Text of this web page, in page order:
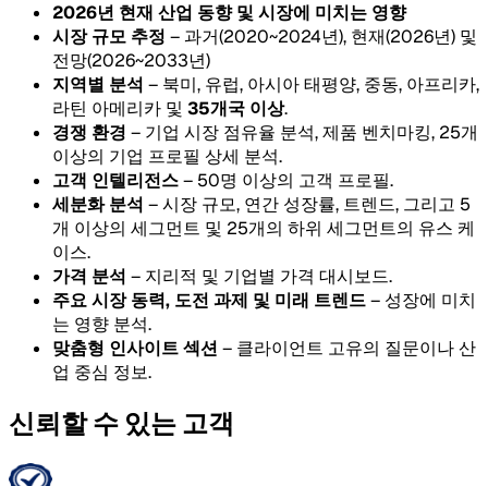
2026년 현재 산업 동향 및 시장에 미치는 영향
시장 규모 추정 – 과거(2020~2024년), 현재(2026년) 및
전망(2026~2033년)
지역별 분석 – 북미, 유럽, 아시아 태평양, 중동, 아프리카,
라틴 아메리카 및 35개국 이상.
경쟁 환경 – 기업 시장 점유율 분석, 제품 벤치마킹, 25개
이상의 기업 프로필 상세 분석.
고객 인텔리전스– 50명 이상의 고객 프로필.
세분화 분석 – 시장 규모, 연간 성장률, 트렌드, 그리고 5
개 이상의 세그먼트 및 25개의 하위 세그먼트의 유스 케
이스.
가격 분석 – 지리적 및 기업별 가격 대시보드.
주요 시장 동력, 도전 과제 및 미래 트렌드– 성장에 미치
는 영향 분석.
맞춤형 인사이트 섹션 – 클라이언트 고유의 질문이나 산
업 중심 정보.
신뢰할 수 있는 고객